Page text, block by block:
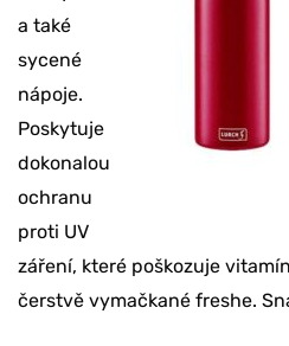
a také
sycené
nápoje.
Poskytuje
dokonalou
ochranu
proti UV
záření, které poškozuje
čerstvě vymačkané freshe.